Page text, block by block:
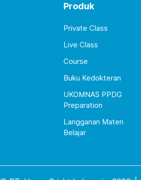
Produk
Private Class
Live Class
Course
Buku Kedokteran
UKOMNAS PPDG
Preparation
Langganan Materi
Belajar